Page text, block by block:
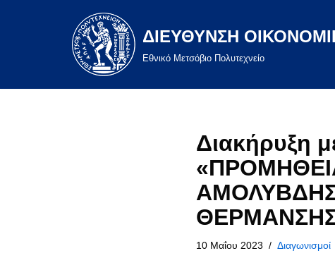
Μεταπηδήστε
ΔΙΕΥΘΥΝΣΗ
Eθνικό Μετσόβιο Πολυτεχνείο
Διακήρυξη
ΑΜΟΛΥΒΔΗΣ
ΘΕΡΜΑΝΣΗΣ
10 Μαΐου 2023 Διαγωνισμοί